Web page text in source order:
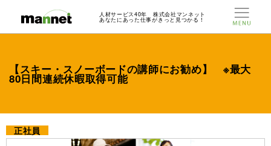
人材サービス40年 株式会社マンネット
あなたにあった仕事がきっと見つかる！
【スキー・スノーボードの講師にお勧め】 ※最大
80日間連続休暇取得可能
正社員